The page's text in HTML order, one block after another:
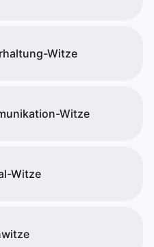
Witze
Witze
Witze